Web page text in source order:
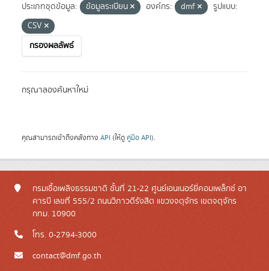
ประเภทชุดข้อมูล:
ข้อมูลระเบียน องค์กร: dmf
รูปแบบ:
CSV
กรองผลลัพธ์
กรุณาลองค้นหาใหม่
คุณสามารถเข้าถึงคลังทาง API (ให้ดู คู่มือ API).
กรมเชื้อเพลิงธรรมชาติ ชั้นที่ 21-22 ศูนย์เอนเนอร์ยี่คอมเพล็กซ์ อา
คารบี เลขที่ 555/2 ถนนวิภาวดีรังสิต แขวงจตุจักร เขตจตุจักร
กทม. 10900
โทร. 0-2794-3000
contact@dmf.go.th